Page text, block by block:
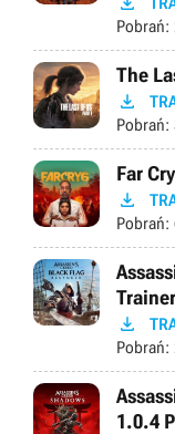
Pobrań:
The

Pobrań:
Far

Pobrań:

Pobrań:
1.0.4